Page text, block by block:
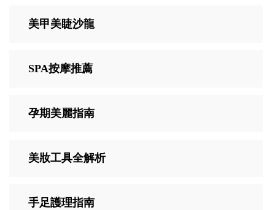
美甲美睫沙龍
SPA按摩推薦
孕期美麗指南
美妝工具全解析
手足護理指南